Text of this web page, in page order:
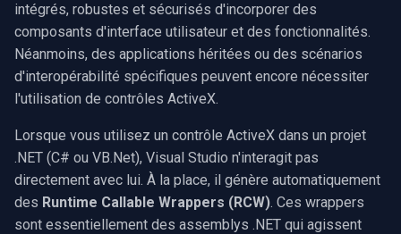
ElevenLabs
Spécial
NVIDIA
AMA
Canon
Cisco
Grandstream
FLIR / Teledyne
Milesight
intégrés, robustes et sécurisés d'incorporer des
composants d'interface utilisateur et des fonctionnalités.
Néanmoins, des applications héritées ou des scénarios
d'interopérabilité spécifiques peuvent encore nécessiter
l'utilisation de contrôles ActiveX.
Lorsque vous utilisez un contrôle ActiveX dans un projet
.NET (C# ou VB.Net), Visual Studio n'interagit pas
directement avec lui. À la place, il génère automatiquement
des Runtime Callable Wrappers (RCW). Ces wrappers
sont essentiellement des assemblys .NET qui agissent